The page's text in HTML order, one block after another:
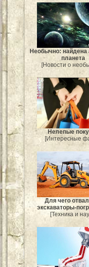
Необычно: найдена
планета
[Новости о
Нелепые
[Интересные
Для чего
экскаваторы-
[Техника и